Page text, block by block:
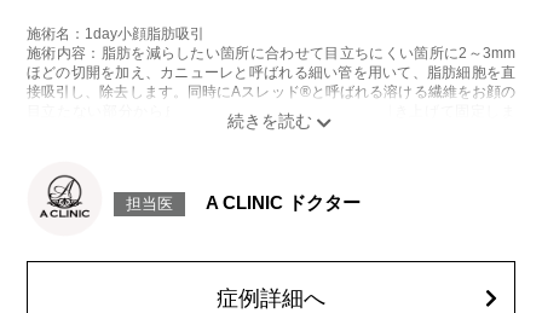
施術名：1day小顔脂肪吸引
施術内容：脂肪を減らしたい箇所に合わせて目立ちにくい箇所に2～3mm
ほどの切開を加え、カニューレと呼ばれる細い管を用いて、脂肪細胞を直
接吸引し、除去します。同時にAスレッド®と呼ばれる溶ける繊維をお顔の
目立たない部分から皮下へ挿入し、皮膚を内側から引き上げて固定しま
感などが術後一時的に生じることがございます。また、稀に貧血、細菌感
染症、左右差、施術箇所の知覚鈍麻、ぼこつき、硬結、瘢痕化、色素沈
顔の脂肪吸引箇所の追加 1ヶ所ごと+162,800円(税込)
オプション：笑気麻酔 3,300円(税込)
担当医 A CLINIC ドクター
症例詳細へ